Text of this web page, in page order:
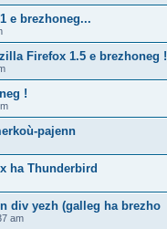
e brezhoneg...
Firefox 1.5 e brezhoneg !
!
pajenn
ha Thunderbird
div yezh (galleg ha brezho
am